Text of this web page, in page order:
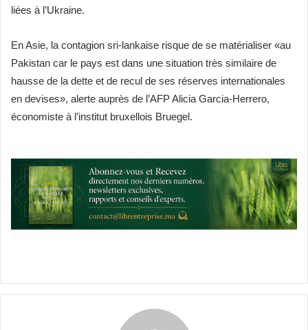
liées à l’Ukraine.
En Asie, la contagion sri-lankaise risque de se matérialiser «au
Pakistan car le pays est dans une situation très similaire de
hausse de la dette et de recul de ses réserves internationales
en devises», alerte auprès de l’AFP Alicia Garcia-Herrero,
économiste à l’institut bruxellois Bruegel.